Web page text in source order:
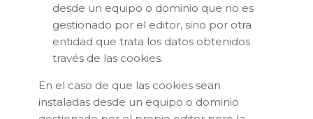
desde un equipo o dominio que no es
gestionado por el editor, sino por otra
entidad que trata los datos obtenidos
través de las cookies.
En el caso de que las cookies sean
instaladas desde un equipo o dominio